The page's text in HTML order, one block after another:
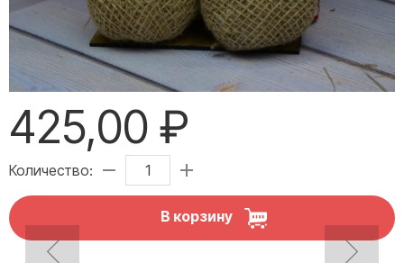
425,00 ₽
Количество:
В корзину